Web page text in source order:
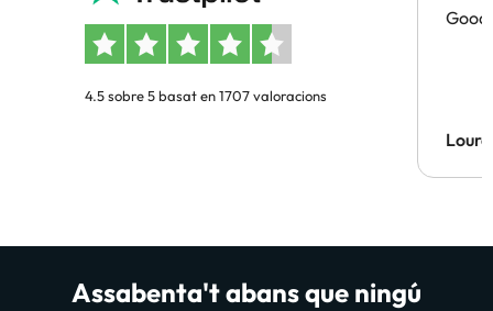
4.5 sobre 5 basat en 1707 valoracions
Good
Assabenta't abans que ningú